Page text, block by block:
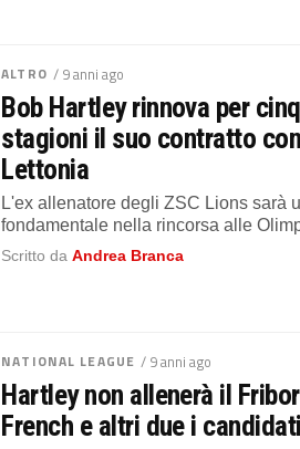
ALTRO / 9 anni ago
Bob Hartley rinnova per
stagioni il suo contratto
Lettonia
L'ex allenatore degli ZSC Lions sarà
fondamentale nella rincorsa alle
Scritto daAndrea Branca
NATIONAL LEAGUE / 9 anni ago
Hartley non allenerà il
French e altri due i candidati